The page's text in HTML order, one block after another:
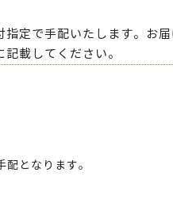
定で手配いたします。お届
載してください。
となります。